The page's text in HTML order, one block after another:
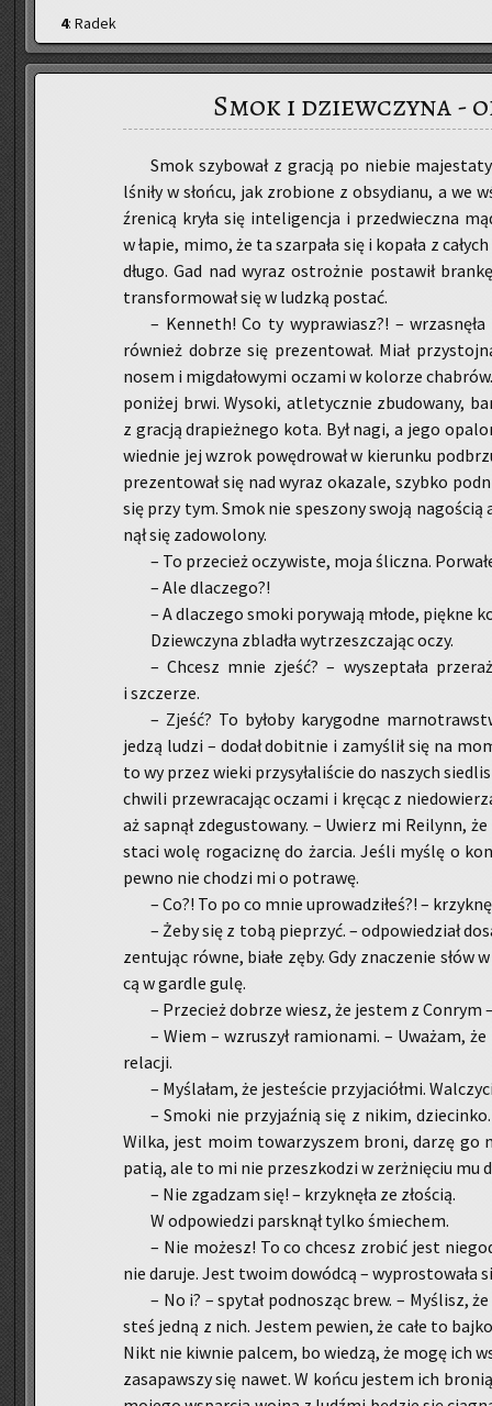
4: Radek
Smok i dziewczyna -
Smok szy­bo­wał z gra­cją po nie­bie
lśni­ły w słoń­cu, jak zro­bio­ne z ob­sy­dia­nu, a we
źre­ni­cą kryła się in­te­li­gen­cja i przed­wiecz­na
w łapie, mimo, że ta szar­pa­ła się i ko­pa­ła z
długo. Gad nad wyraz ostroż­nie po­sta­wił
trans­for­mo­wał się w ludz­ką po­stać.
– Ken­neth! Co ty wy­pra­wiasz?! –
rów­nież do­brze się pre­zen­to­wał. Miał
nosem i mig­da­ło­wy­mi ocza­mi w ko­lo­rze
po­ni­żej brwi. Wy­so­ki, atle­tycz­nie zbu­do­wa­ny,
z gra­cją dra­pież­ne­go kota. Był nagi, a jego
wied­nie jej wzrok po­wę­dro­wał w kie­run­ku
pre­zen­to­wał się nad wyraz oka­za­le, szyb­ko
się przy tym. Smok nie spe­szo­ny swoją
nął się za­do­wo­lo­ny.
– To prze­cież oczy­wi­ste, moja ślicz­na.
– Ale dla­cze­go?!
– A dla­cze­go smoki po­ry­wa­ją młode, pięk­ne
Dziew­czy­na zbla­dła wy­trzesz­cza­jąc oczy.
– Chcesz mnie zjeść? – wy­szep­ta­ła
i szcze­rze.
– Zjeść? To by­ło­by ka­ry­god­ne
jedzą ludzi – dodał do­bit­nie i za­my­ślił się na
to wy przez wieki przy­sy­ła­li­ście do na­szych
chwi­li prze­wra­ca­jąc ocza­mi i krę­cąc z
aż sap­nął zde­gu­sto­wa­ny. – Uwierz mi Re­ilynn,
sta­ci wolę ro­ga­ci­znę do żar­cia. Jeśli myślę o
pewno nie cho­dzi mi o po­tra­wę.
– Co?! To po co mnie upro­wa­dzi­łeś?! –
– Żeby się z tobą pie­przyć. – od­po­wie­dział
zen­tu­jąc równe, białe zęby. Gdy zna­cze­nie słów
cą w gar­dle gulę.
– Prze­cież do­brze wiesz, że je­stem z Con­rym
– Wiem – wzru­szył ra­mio­na­mi. – Uwa­żam,
re­la­cji.
– My­śla­łam, że je­ste­ście przy­ja­ciół­mi.
– Smoki nie przy­jaź­nią się z nikim,
Wilka, jest moim to­wa­rzy­szem broni, darzę go
pa­tią, ale to mi nie prze­szko­dzi w ze­rżnię­ciu mu
– Nie zga­dzam się! – krzyk­nę­ła ze zło­ścią.
W od­po­wie­dzi par­sk­nął tylko śmie­chem.
– Nie mo­żesz! To co chcesz zro­bić jest
nie da­ru­je. Jest twoim do­wód­cą – wy­pro­sto­wa­ła
– No i? – spy­tał pod­no­sząc brew. – My­ślisz,
steś jedną z nich. Je­stem pe­wien, że całe to
Nikt nie kiw­nie pal­cem, bo wie­dzą, że mogę ich
za­sa­paw­szy się nawet. W końcu je­stem ich